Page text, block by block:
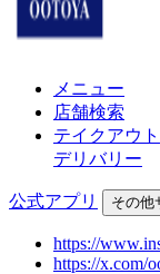
メニュー
店舗検索
テイクアウト
デリバリー
公式アプリ その他
https://
https://x.com/